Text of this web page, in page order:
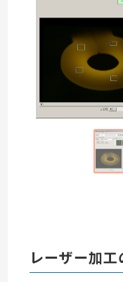
レーザー加